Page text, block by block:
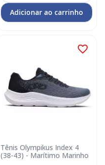
Adicionar ao carrinho
Tênis Olympikus Index 4
(38-43) - Marítimo Marinho